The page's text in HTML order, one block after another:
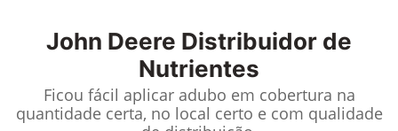
John Deere Distribuidor de
Nutrientes
Ficou fácil aplicar adubo em cobertura na
quantidade certa, no local certo e com qualidade